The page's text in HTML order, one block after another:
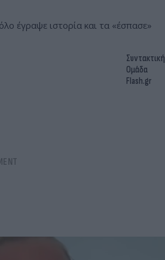
έγραψε ιστορία και τα «έσπασε»
Συντακτική
Ομάδα
Flash.gr